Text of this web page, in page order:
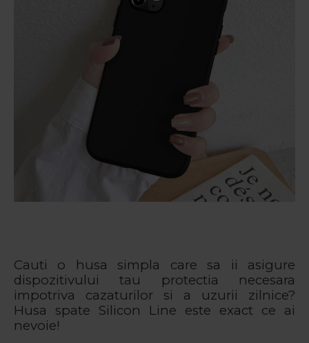
Cauti o husa simpla care sa ii asigure
dispozitivului tau protectia necesara
impotriva cazaturilor si a uzurii zilnice?
Husa spate Silicon Line este exact ce ai
nevoie!